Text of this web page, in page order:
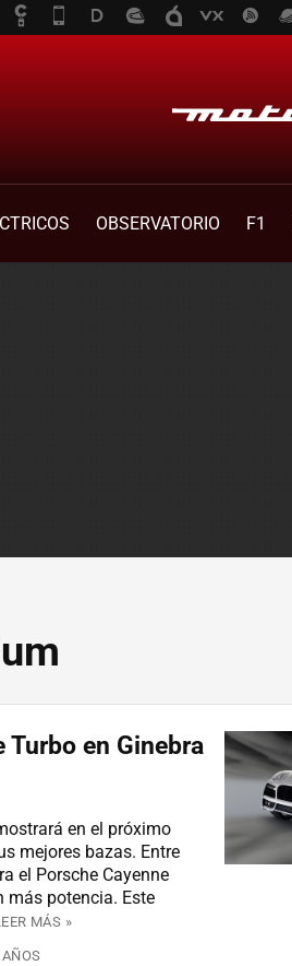
OBSERVATORIO F1
Turbo en Ginebra
en el próximo
mejores bazas. Entre
el Porsche Cayenne
más potencia. Este
MÁS »